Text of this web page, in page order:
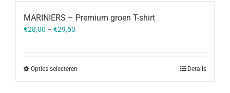
MARINIERS – Premium groen T-shirt
€28,00 – €29,50
Opties selecteren Details